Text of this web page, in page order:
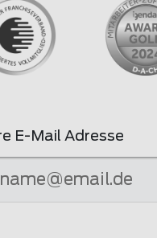
E-Mail Adresse